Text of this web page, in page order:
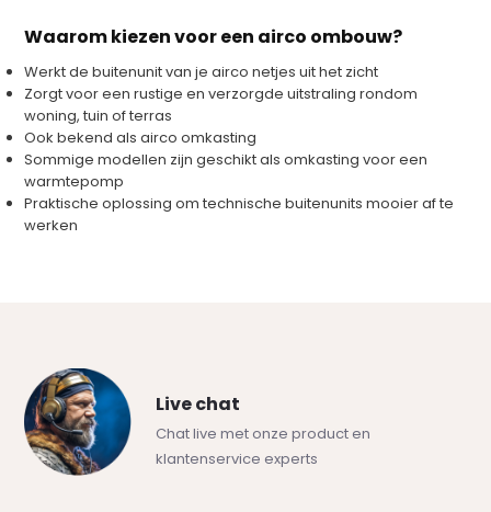
Waarom kiezen voor een airco ombouw?
Werkt de buitenunit van je airco netjes uit het zicht
Zorgt voor een rustige en verzorgde uitstraling rondom
woning, tuin of terras
Ook bekend als airco omkasting
Sommige modellen zijn geschikt als omkasting voor een
warmtepomp
Praktische oplossing om technische buitenunits mooier af te
werken
Live chat
Chat live met onze product en
klantenservice experts